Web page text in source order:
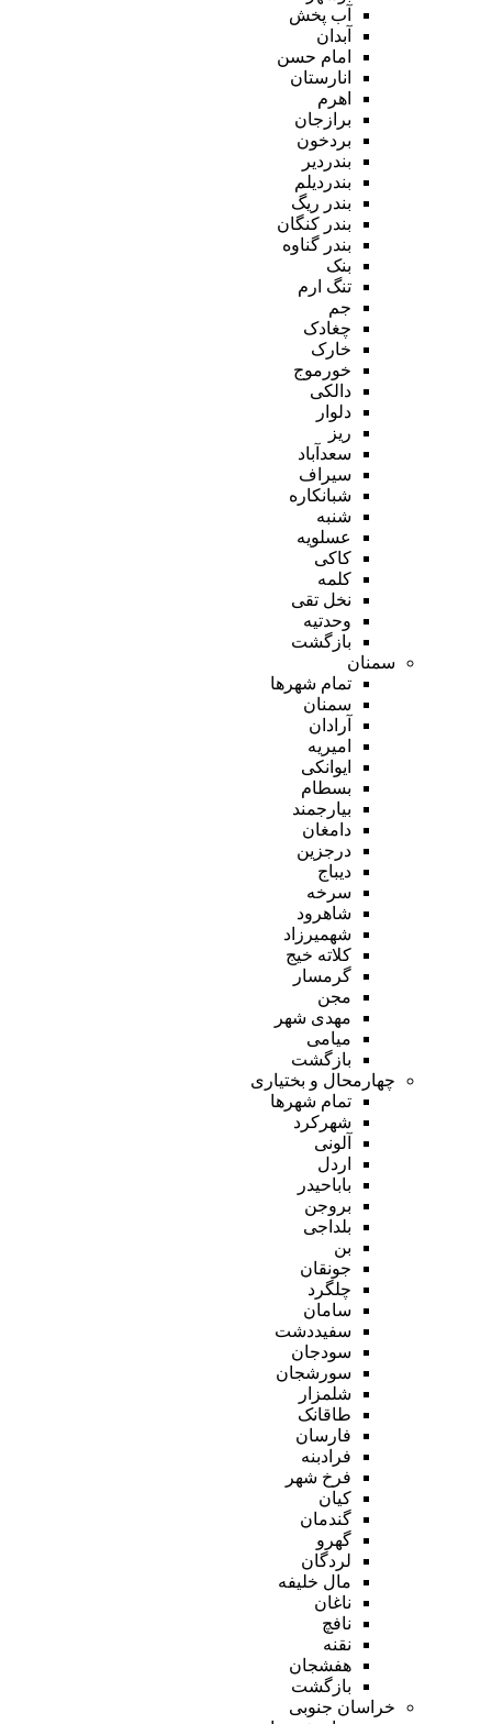
آب پخش
آبدان
امام حسن
انارستان
اهرم
برازجان
بردخون
بندردیر
بندردیلم
بندر ریگ
بندر کنگان
بندر گناوه
بنک
تنگ ارم
جم
چغادک
خارک
خورموج
دالکی
دلوار
ریز
سعدآباد
سیراف
شبانکاره
شنبه
عسلویه
کاکی
کلمه
نخل تقی
وحدتیه
بازگشت
سمنان
تمام شهر‌ها
سمنان
آرادان
امیریه
ایوانکی
بسطام
بیارجمند
دامغان
درجزین
دیباج
سرخه
شاهرود
شهمیرزاد
کلاته خیج
گرمسار
مجن
مهدی شهر
میامی
بازگشت
چهارمحال و بختیاری
تمام شهر‌ها
شهرکرد
آلونی
اردل
باباحیدر
بروجن
بلداجی
بن
جونقان
چلگرد
سامان
سفیددشت
سودجان
سورشجان
شلمزار
طاقانک
فارسان
فرادبنه
فرخ شهر
کیان
گندمان
گهرو
لردگان
مال خلیفه
ناغان
نافچ
نقنه
هفشجان
بازگشت
خراسان جنوبی